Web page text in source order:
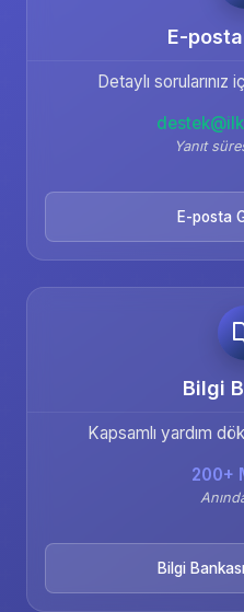
E-
Detaylı
Yanıt
E-posta
Bilgi
Kapsamlı yardım
200+
Bilgi